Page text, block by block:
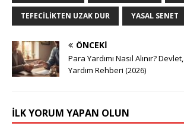
TEFECILIKTEN UZAK DUR YASAL SENET
ÖNCEKI
Para Yardımı Nasıl Alınır?
Yardım Rehberi (2026)
İLK YORUM YAPAN OLUN